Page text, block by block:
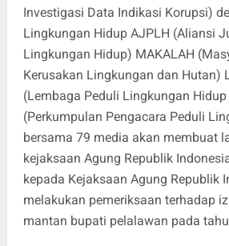
Investigasi Data Indikasi Korupsi)
Lingkungan Hidup AJPLH (Aliansi
Lingkungan Hidup) MAKALAH
Kerusakan Lingkungan dan Hutan)
(Lembaga Peduli Lingkungan
(Perkumpulan Pengacara Peduli
bersama 79 media akan membuat
kejaksaan Agung Republik
kepada Kejaksaan Agung Republik
melakukan pemeriksaan terhadap
mantan bupati pelalawan pada